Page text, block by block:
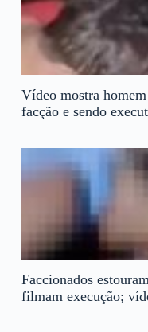
Vídeo mostra
facção e sendo
Faccionados
filmam execução;